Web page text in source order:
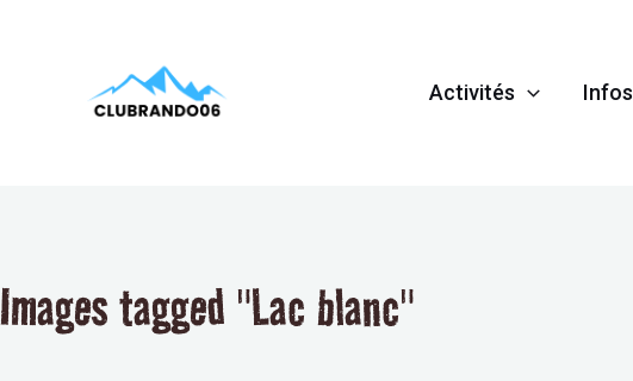
Activités Infos
Images tagged "Lac blanc"